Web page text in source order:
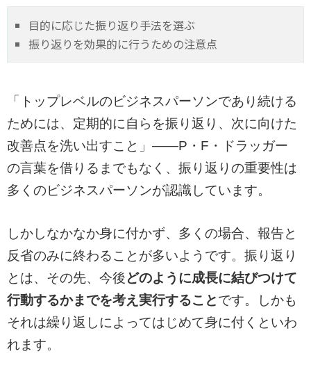
目的に応じた振り返り手法を選ぶ
振り返りを効果的に行うための注意点
「トップレベルのビジネスパーソンであり続ける
ためには、定期的に自らを振り返り、次に向けた
改善点を洗い出すこと」――P・F・ドラッガー
の言葉を借りるまでもなく、振り返りの重要性は
多くのビジネスパーソンが認識しています。
しかしなかなか身に付かず、多くの場合、報告と
反省のみに終わることが多いようです。振り返り
とは、その先、今後どのように成長に結びつけて
行動するかまでを考え実行することです。しかも
それは繰り返しによってはじめて身に付くといわ
れます。